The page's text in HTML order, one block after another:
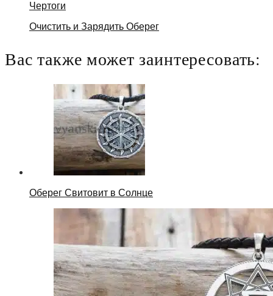
Чертоги
Очистить и Зарядить Оберег
Вас также может заинтересовать:
Оберег Свитовит в Солнце